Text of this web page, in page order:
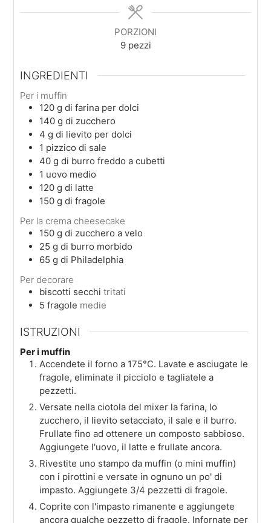
PORZIONI
9 pezzi
INGREDIENTI
Per i muffin
120 g di farina per dolci
140 g di zucchero
4 g di lievito per dolci
1 pizzico di sale
40 g di burro freddo a cubetti
1 uovo medio
120 g di latte
150 g di fragole
Per la crema cheesecake
150 g di zucchero a velo
25 g di burro morbido
65 g di Philadelphia
Per decorare
biscotti secchi tritati
5 fragole medie
ISTRUZIONI
Per i muffin
Accendete il forno a 175°C. Lavate e asciugate le
fragole, eliminate il picciolo e tagliatele a
pezzetti.
Versate nella ciotola del mixer la farina, lo
zucchero, il lievito setacciato, il sale e il burro.
Frullate fino ad ottenere un composto sabbioso.
Aggiungete l'uovo, il latte e frullate ancora.
Rivestite uno stampo da muffin (o mini muffin)
con i pirottini e versate in ognuno un po' di
impasto. Aggiungete 3/4 pezzetti di fragole.
Coprite con l'impasto rimanente e aggiungete
ancora qualche pezzetto di fragole. Infornate per